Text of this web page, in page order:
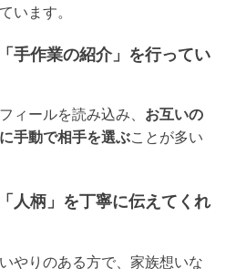
います。
手作業の紹介」を行ってい
ィールを読み込み、 お互いの
手動で相手を選ぶことが多い
人柄」を丁寧に伝えてくれ
やりのある方で、家族想いな